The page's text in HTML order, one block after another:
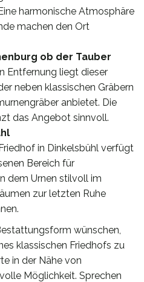
harmonische Atmosphäre
machen den Ort
ob der Tauber
Entfernung liegt dieser
neben klassischen Gräbern
anbietet. Die
das Angebot sinnvoll.
in Dinkelsbühl verfügt
Bereich für
dem Urnen stilvoll im
zur letzten Ruhe
wünschen,
klassischen Friedhofs zu
in der Nähe von
Möglichkeit. Sprechen